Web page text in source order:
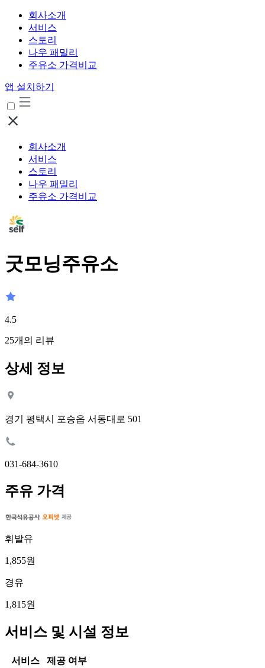
회사소개
서비스
스토리
나우 패밀리
주유소 가격비교
앱 설치하기
회사소개
서비스
스토리
나우 패밀리
주유소 가격비교
굿모닝주유소
4.5
25개의 리뷰
상세 정보
경기 평택시 포승읍 서동대로 501
031-684-3610
주유 가격
휘발유
1,855원
경유
1,815원
서비스 및 시설 정보
서비스 제공 여부